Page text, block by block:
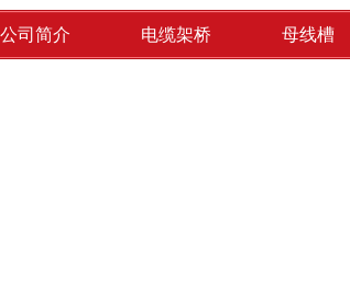
公司简介 电缆架桥 母线槽